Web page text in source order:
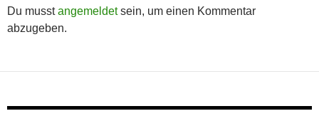
Du musstangemeldetsein, um einen Kommentar
abzugeben.